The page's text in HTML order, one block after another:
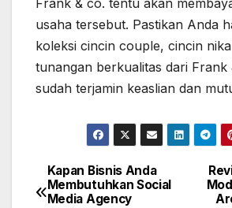
usaha tersebut. Pastikan Anda
koleksi cincin couple, cincin
tunangan berkualitas dari Frank
sudah terjamin keaslian dan
Post
Kapan Bisnis Anda
Membutuhkan Social
Media Agency